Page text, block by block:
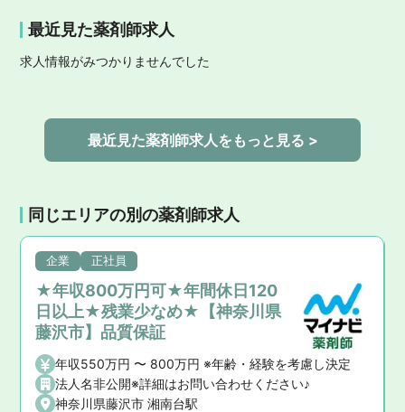
最近見た薬剤師求人
求人情報がみつかりませんでした
最近見た薬剤師求人をもっと見る >
同じエリアの別の薬剤師求人
企業 正社員
★年収800万円可★年間休日120
日以上★残業少なめ★【神奈川県
藤沢市】品質保証
年収550万円 〜 800万円 ※年齢・経験を考慮し決定
法人名非公開※詳細はお問い合わせください♪
神奈川県藤沢市 湘南台駅